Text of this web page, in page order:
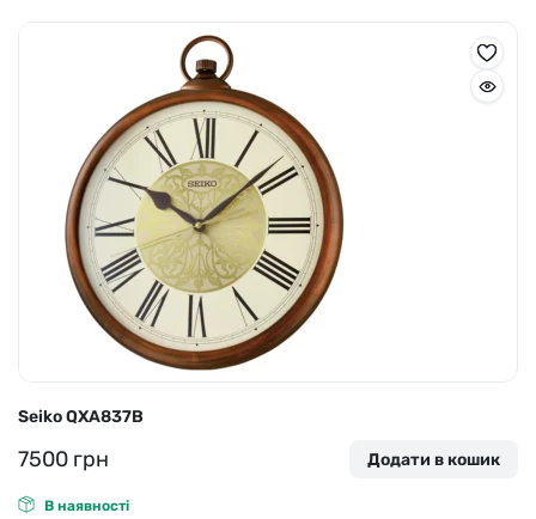
Seiko QXA837B
7500 грн Додати в кошик
В наявності